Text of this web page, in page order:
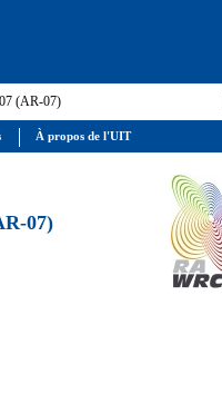
(AR-07)
07)
À propos de l'UIT